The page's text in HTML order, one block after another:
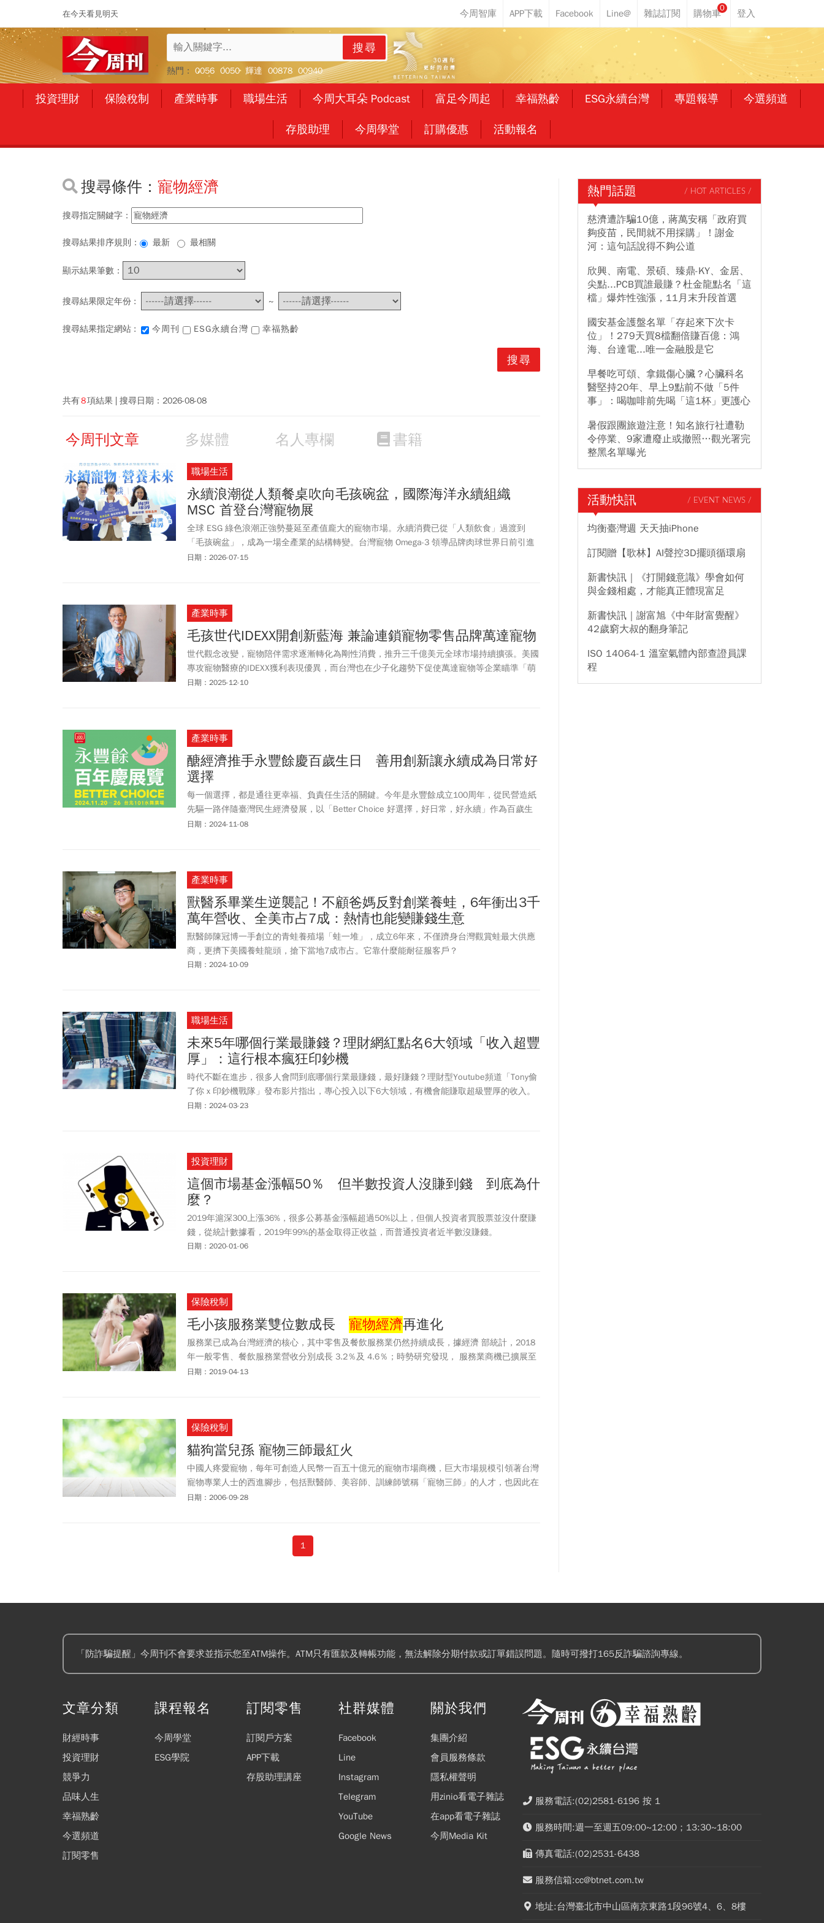
在今天看見明天
0
搜尋
熱門： 0056 0050 輝達 00878 00940
投資理財 保險稅制 產業時事 職場生活 今周大耳朵 Podcast 富足今周起 幸福熟齡 ESG永續台灣 專題報導 今選頻道
存股助理 今周學堂 訂購優惠 活動報名
搜尋條件： 寵物經濟
搜尋指定關鍵字：
搜尋結果排序規則： 最新 最相關
顯示結果筆數：
搜尋結果限定年份 : ~
搜尋結果指定網站 : 今周刊 ESG永續台灣 幸福熟齡
共有8項結果 搜尋日期： 2026-08-08
今周刊文章 多媒體 名人專欄 書籍
職場生活
永續浪潮從人類餐桌吹向毛孩碗盆，國際海洋永續組織
MSC 首登台灣寵物展
全球 ESG 綠色浪潮正強勢蔓延至產值龐大的寵物市場。永續消費已從「人類飲食」過渡到
「毛孩碗盆」，成為一場全產業的結構轉變。台灣寵物 Omega-3 領導品牌肉球世界日前引進
國際海洋永續權威 MSC 認證，宣告台灣寵物食安正式邁入「全供應鏈溯源」的新紀元。這波
日期：2026-07-15
產業時事
毛孩世代IDEXX開創新藍海 兼論連鎖寵物零售品牌萬達寵物
世代觀念改變，寵物陪伴需求逐漸轉化為剛性消費，推升三千億美元全球市場持續擴張。美國
專攻寵物醫療的IDEXX獲利表現優異，而台灣也在少子化趨勢下促使萬達寵物等企業瞄準「萌
寵」藍海。
日期：2025-12-10
產業時事
醣經濟推手永豐餘慶百歲生日 善用創新讓永續成為日常好
選擇
每一個選擇，都是通往更幸福、負責任生活的關鍵。今年是永豐餘成立100周年，從民營造紙
先驅一路伴隨臺灣民生經濟發展，以「Better Choice 好選擇，好日常，好永續」作為百歲生
日慶主題，發揮醣經濟推手使命，從低碳低耗能、全循環經濟與非塑材料3大面向，打造未來
日期：2024-11-08
產業時事
獸醫系畢業生逆襲記！不顧爸媽反對創業養蛙，6年衝出3千
萬年營收、全美市占7成：熱情也能變賺錢生意
獸醫師陳冠博一手創立的青蛙養殖場「蛙一堆」，成立6年來，不僅躋身台灣觀賞蛙最大供應
商，更擠下美國養蛙龍頭，搶下當地7成市占。它靠什麼能耐征服客戶？
日期：2024-10-09
職場生活
未來5年哪個行業最賺錢？理財網紅點名6大領域「收入超豐
厚」：這行根本瘋狂印鈔機
時代不斷在進步，很多人會問到底哪個行業最賺錢，最好賺錢？理財型Youtube頻道「Tony偷
了你ｘ印鈔機戰隊」發布影片指出，專心投入以下6大領域，有機會能賺取超級豐厚的收入。
他尤其看好旅遊業將會爆發性成長，「就像瘋狂的印鈔機一樣」。
日期：2024-03-23
投資理財
這個市場基金漲幅50％ 但半數投資人沒賺到錢 到底為什
麼？
2019年滬深300上漲36%，很多公募基金漲幅超過50%以上，但個人投資者買股票並沒什麼賺
錢，從統計數據看，2019年99%的基金取得正收益，而普通投資者近半數沒賺錢。
日期：2020-01-06
保險稅制
毛小孩服務業雙位數成長 寵物經濟再進化
服務業已成為台灣經濟的核心，其中零售及餐飲服務業仍然持續成長，據經濟 部統計，2018
年一般零售、餐飲服務業營收分別成長 3.2％及 4.6％；時勢研究發現， 服務業商機已擴展至
毛小孩族群，2018 年寵物服務業銷售額成長率高達 17.8％，遠 超過一般服務業，寵物商機持
日期：2019-04-13
保險稅制
貓狗當兒孫 寵物三師最紅火
中國人疼愛寵物，每年可創造人民幣一百五十億元的寵物市場商機，巨大市場規模引領著台灣
寵物專業人士的西進腳步，包括獸醫師、美容師、訓練師號稱「寵物三師」的人才，也因此在
大陸炙手可熱。
日期：2006-09-28
1
熱門話題 / HOT ARTICLES /
慈濟遭詐騙10億，蔣萬安稱「政府買
夠疫苗，民間就不用採購」！謝金
河：這句話說得不夠公道
欣興、南電、景碩、臻鼎-KY、金居、
尖點...PCB買誰最賺？杜金龍點名「這
檔」爆炸性強漲，11月末升段首選
國安基金護盤名單「存起來下次卡
位」！279天買8檔翻倍賺百億：鴻
海、台達電...唯一金融股是它
早餐吃可頌、拿鐵傷心臟？心臟科名
醫堅持20年、早上9點前不做「5件
事」：喝咖啡前先喝「這1杯」更護心
暑假跟團旅遊注意！知名旅行社遭勒
令停業、9家遭廢止或撤照…觀光署完
整黑名單曝光
活動快訊 / EVENT NEWS /
均衡臺灣週 天天抽iPhone
訂閱贈【歌林】AI聲控3D擺頭循環扇
新書快訊｜《打開錢意識》學會如何
與金錢相處，才能真正體現富足
新書快訊｜謝富旭《中年財富覺醒》
42歲窮大叔的翻身筆記
ISO 14064-1 溫室氣體內部查證員課
程
「防詐騙提醒」今周刊不會要求並指示您至ATM操作。ATM只有匯款及轉帳功能，無法解除分期付款或訂單錯誤問題。隨時可撥打165反詐騙諮詢專線。
文章分類
財經時事
投資理財
競爭力
品味人生
幸福熟齡
今選頻道
訂閱零售
課程報名
今周學堂
ESG學院
訂閱零售
訂閱戶方案
APP下載
存股助理講座
社群媒體
Facebook
Line
Instagram
Telegram
YouTube
Google News
關於我們
集團介紹
會員服務條款
隱私權聲明
用zinio看電子雜誌
在app看電子雜誌
今周Media Kit
服務電話:(02)2581-6196 按 1
服務時間:週一至週五09:00~12:00；13:30~18:00
傳真電話:(02)2531-6438
服務信箱:cc@btnet.com.tw
地址:台灣臺北市中山區南京東路1段96號4、6、8樓